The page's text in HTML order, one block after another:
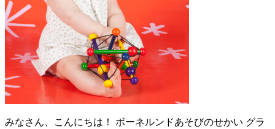
みなさん、こんにちは！ ボーネルンドあそびのせかい グラ